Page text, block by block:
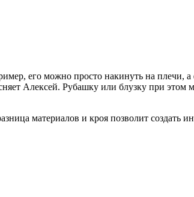
его можно просто накинуть на плечи, а
Алексей. Рубашку или блузку при этом
материалов и кроя позволит создать